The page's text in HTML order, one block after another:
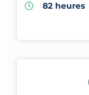
82 heures